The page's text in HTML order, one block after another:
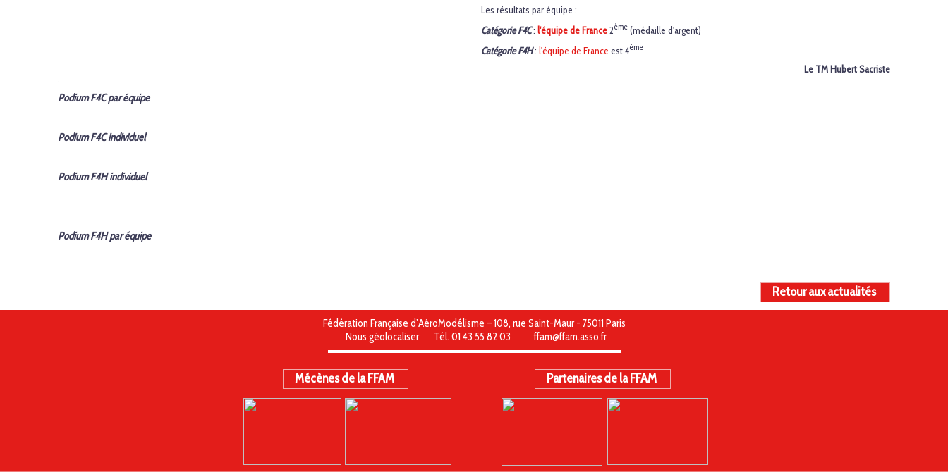
Les résultats par équipe :
Catégorie F4C: l'équipe de France2ème (médaille d'argent)
Catégorie F4H: l'équipe de France est 4ème
Le TM Hubert Sacriste
Podium F4C par équipe
Podium F4C individuel
Podium F4H individuel
Podium F4Hpar équipe
Retour aux actualités
Fédération Française d’AéroModélisme – 108, rue Saint-Maur - 75011 Paris
Nous géolocaliser
Tél. 01 43 55 82 03 ffam@ffam.asso.fr
Mécènes de la FFAM Partenaires de la FFAM